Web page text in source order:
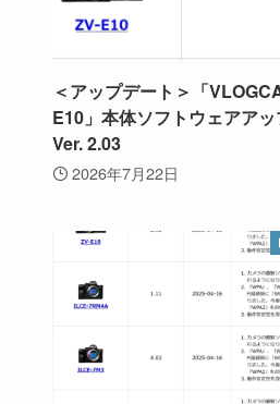
＜アップデート＞「
E10」本体ソフトウェアアッ
Ver. 2.03
2026年7月22日